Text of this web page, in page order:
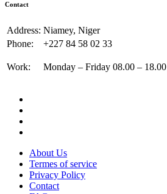
Contact
Address: Niamey, Niger
Phone:
+227 84 58 02 33
Work: Monday – Friday 08.00 –
About Us
Termes of service
Privacy Policy
Contact